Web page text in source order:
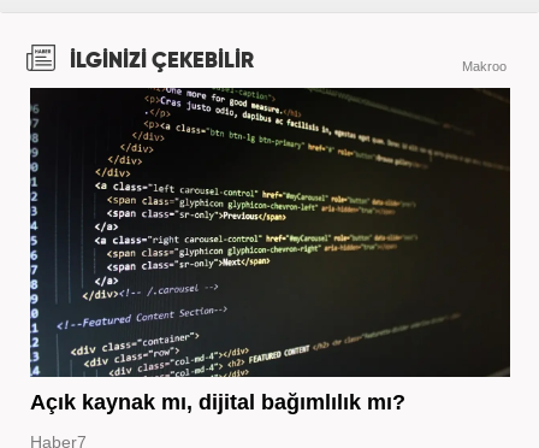
İLGİNİZİ ÇEKEBİLİR Makroo
Açık kaynak mı, dijital bağımlılık mı?
Haber7